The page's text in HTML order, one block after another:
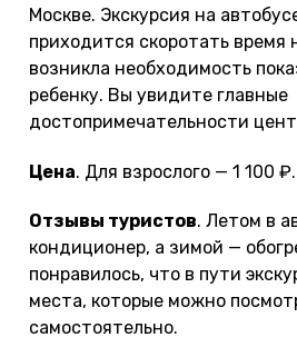
Москве. Экскурсия на
приходится скоротать время
возникла необходимость
ребенку. Вы увидите главные
достопримечательности
Цена. Для взрослого — 1 100 ₽.
Отзывы туристов. Летом в
кондиционер, а зимой —
понравилось, что в пути
места, которые можно
самостоятельно.